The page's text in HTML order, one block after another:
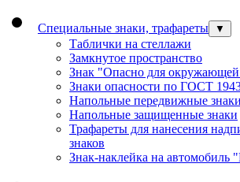
Специальные знаки, трафареты ▼
Таблички на стеллажи
Замкнутое пространство
Знак "Опасно для
Знаки опасности по ГОСТ
Напольные передвижные знаки
Напольные защищенные знаки
Трафареты для нанесения
знаков
Знак-наклейка на